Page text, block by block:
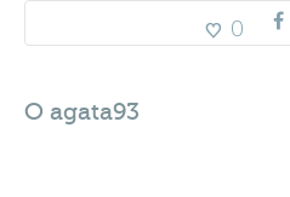
0
O agata93